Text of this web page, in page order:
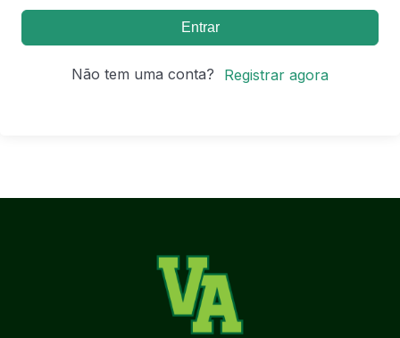
Entrar
Não tem uma conta? Registrar agora